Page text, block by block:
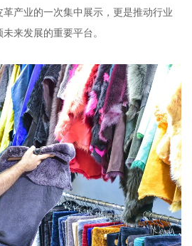
产业的一次集中展示，更是推动行业
来发展的重要平台。